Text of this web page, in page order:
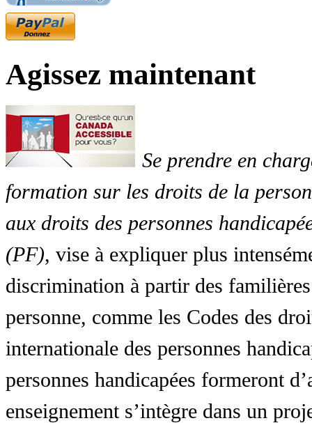
Agissez maintenant
Se prendre en
formation sur les droits de la
aux droits des personnes
(PF), vise à expliquer plus
discrimination à partir des
personne, comme les Codes des
internationale des personnes
personnes handicapées formeront
enseignement s’intègre dans un